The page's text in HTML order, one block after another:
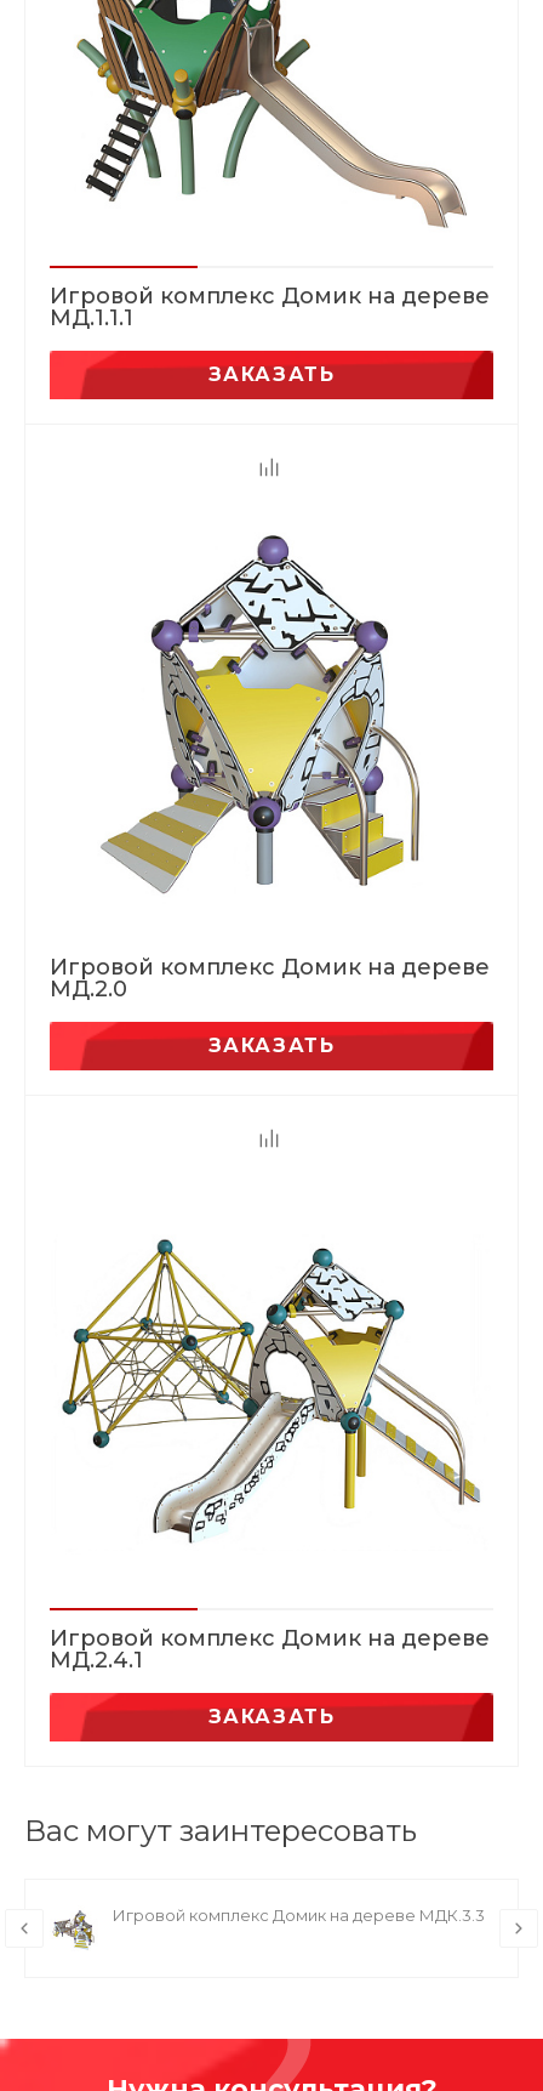
Игровой комплекс Домик на дереве
МД.1.1.1
ЗАКАЗАТЬ
Игровой комплекс Домик на дереве
МД.2.0
ЗАКАЗАТЬ
Игровой комплекс Домик на дереве
МД.2.4.1
ЗАКАЗАТЬ
Вас могут заинтересовать
Игровой комплекс Домик на дереве МДК.3.3